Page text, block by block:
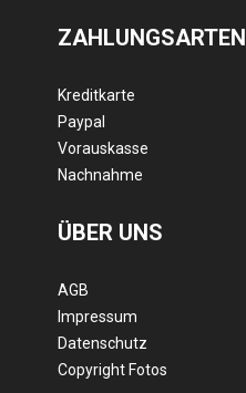
ZAHLUNGSARTEN
Kreditkarte
Paypal
Vorauskasse
Nachnahme
ÜBER UNS
AGB
Impressum
Datenschutz
Copyright Fotos